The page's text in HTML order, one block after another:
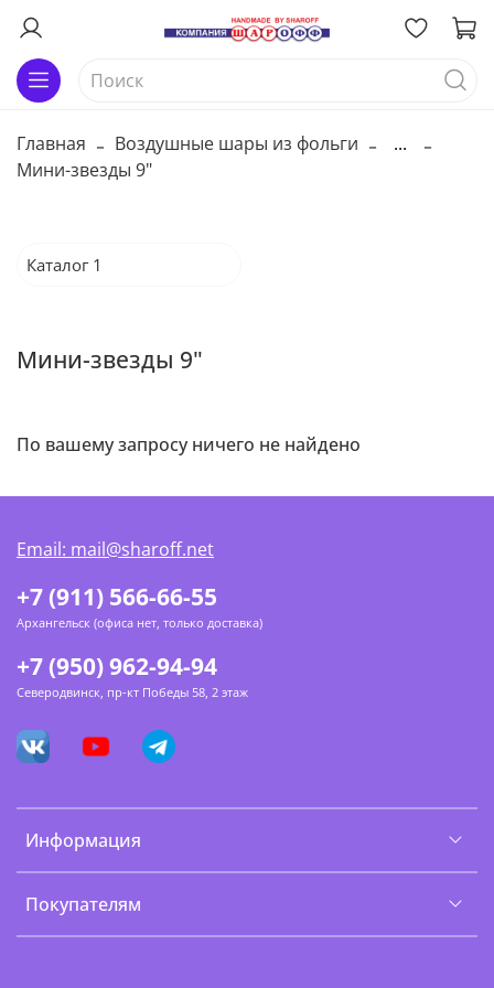
Главная Воздушные шары из фольги
...
Мини-звезды 9"
Каталог 1
Мини-звезды 9"
По вашему запросу ничего не найдено
Информация
Покупателям
+7 (911) 566-66-55
Архангельск (офиса нет, только доставка)
+7 (950) 962-94-94
Северодвинск, пр-кт Победы 58, 2 этаж
Email: mail@sharoff.net